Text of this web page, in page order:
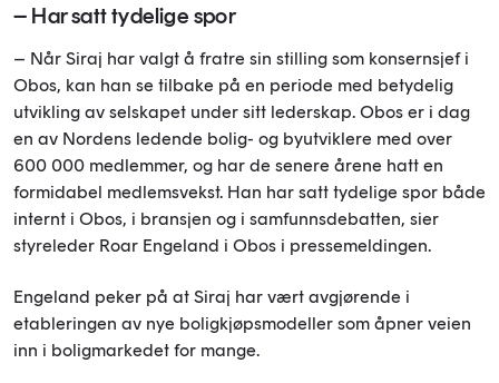
– Har satt tydelige spor
– Når Siraj har valgt å fratre sin stilling som konsernsjef i
Obos, kan han se tilbake på en periode med betydelig
utvikling av selskapet under sitt lederskap. Obos er i dag
en av Nordens ledende bolig- og byutviklere med over
600 000 medlemmer, og har de senere årene hatt en
formidabel medlemsvekst. Han har satt tydelige spor både
internt i Obos, i bransjen og i samfunnsdebatten, sier
styreleder Roar Engeland i Obos i pressemeldingen.
Engeland peker på at Siraj har vært avgjørende i
etableringen av nye boligkjøpsmodeller som åpner veien
inn i boligmarkedet for mange.